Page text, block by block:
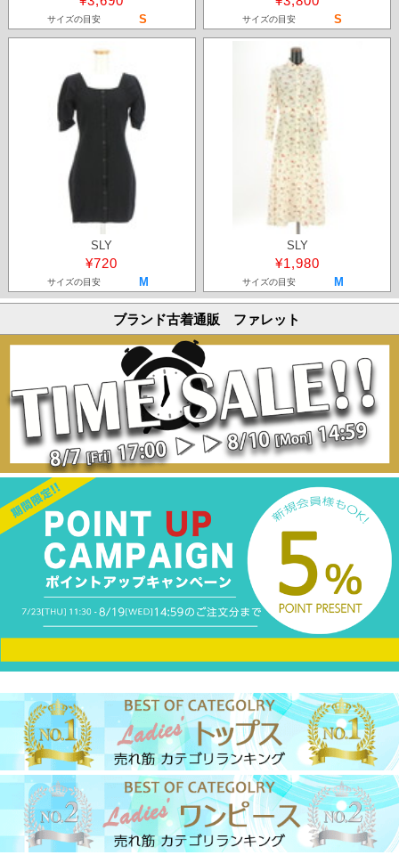
サイズの目安 S サイズの目安 S
SLY
¥720
サイズの目安 M
SLY
¥1,980
サイズの目安 M
ブランド古着通販 ファレット